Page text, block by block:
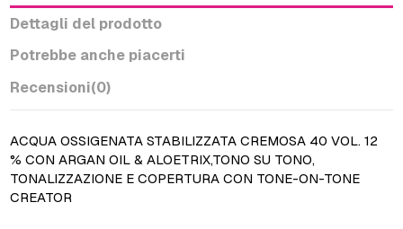
Dettagli del prodotto
Potrebbe anche piacerti
Recensioni(0)
ACQUA OSSIGENATA STABILIZZATA CREMOSA 40 VOL. 12
% CON ARGAN OIL & ALOETRIX,TONO SU TONO,
TONALIZZAZIONE E COPERTURA CON TONE-ON-TONE
CREATOR